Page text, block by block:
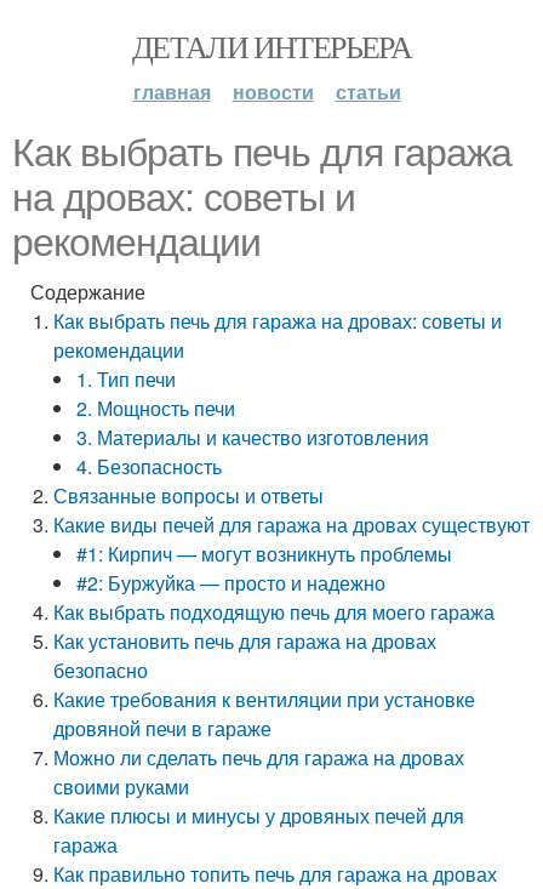
ДЕТАЛИ ИНТЕРЬЕРА
главная новости статьи
Как выбрать печь для гаража
на дровах: советы и
рекомендации
Содержание
Как выбрать печь для гаража на дровах: советы и
рекомендации
1. Тип печи
2. Мощность печи
3. Материалы и качество изготовления
4. Безопасность
Связанные вопросы и ответы
Какие виды печей для гаража на дровах существуют
#1: Кирпич — могут возникнуть проблемы
#2: Буржуйка — просто и надежно
Как выбрать подходящую печь для моего гаража
Как установить печь для гаража на дровах
безопасно
Какие требования к вентиляции при установке
дровяной печи в гараже
Можно ли сделать печь для гаража на дровах
своими руками
Какие плюсы и минусы у дровяных печей для
гаража
Как правильно топить печь для гаража на дровах